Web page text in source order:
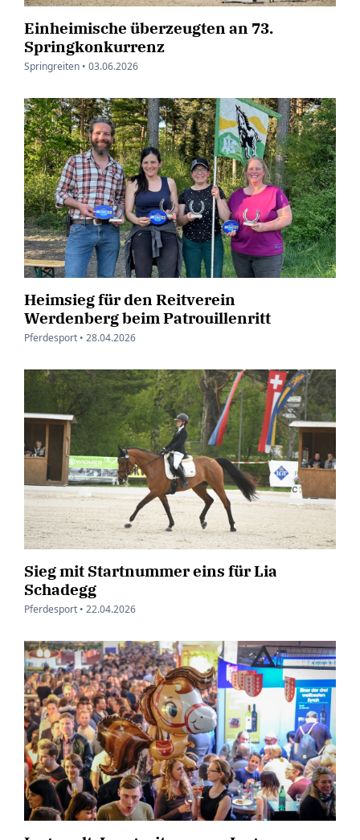
Einheimische überzeugten an 73.
Springkonkurrenz
Springreiten • 03.06.2026
Heimsieg für den Reitverein
Werdenberg beim Patrouillenritt
Pferdesport • 28.04.2026
Sieg mit Startnummer eins für Lia
Schadegg
Pferdesport • 22.04.2026